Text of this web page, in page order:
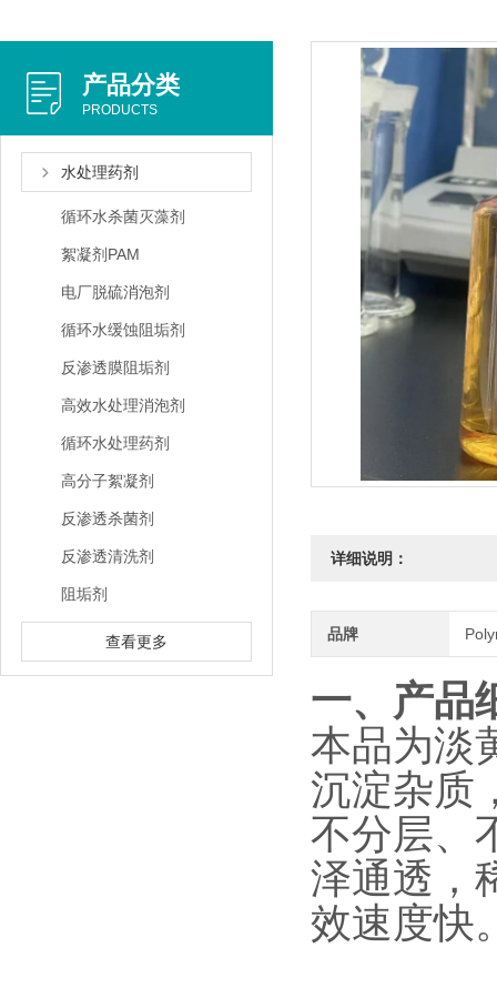
产品分类
PRODUCTS
水处理药剂
循环水杀菌灭藻剂
絮凝剂PAM
电厂脱硫消泡剂
循环水缓蚀阻垢剂
反渗透膜阻垢剂
高效水处理消泡剂
循环水处理药剂
高分子絮凝剂
反渗透杀菌剂
反渗透清洗剂
阻垢剂
查看更多
详细说明：
品牌
一、产品
本品为淡
沉淀杂质
不分层、
泽通透，
效速度快